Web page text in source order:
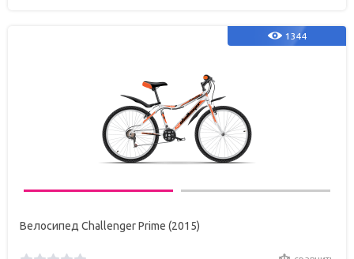
1344
Велосипед Challenger Prime (2015)